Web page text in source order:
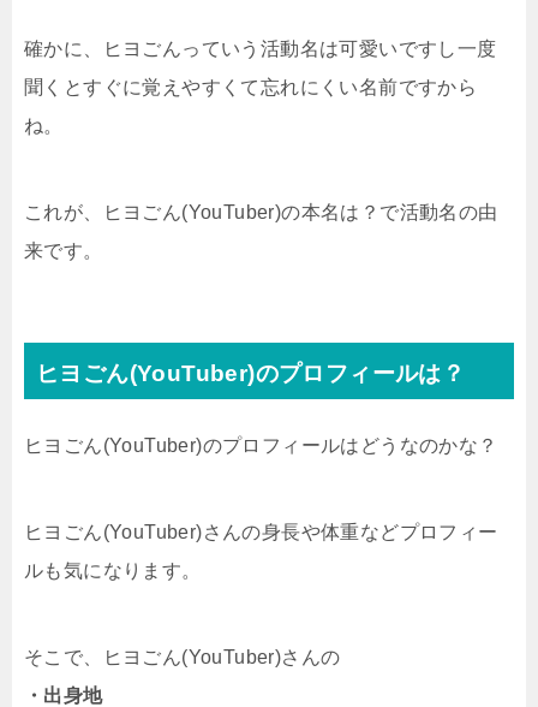
確かに、ヒヨごんっていう活動名は可愛いですし一度
聞くとすぐに覚えやすくて忘れにくい名前ですから
ね。
これが、ヒヨごん(YouTuber)の本名は？で活動名の由
来です。
ヒヨごん(YouTuber)のプロフィールは？
ヒヨごん(YouTuber)のプロフィールはどうなのかな？
ヒヨごん(YouTuber)さんの身長や体重などプロフィー
ルも気になります。
そこで、ヒヨごん(YouTuber)さんの
・出身地